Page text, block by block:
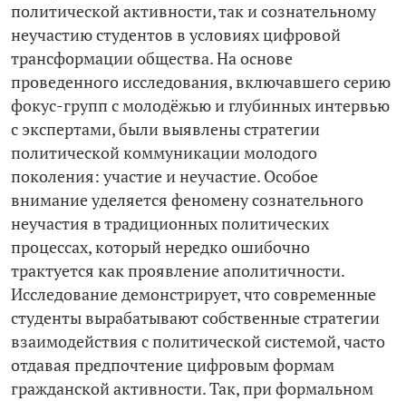
политической активности, так и сознательному
неучастию студентов в условиях цифровой
трансформации общества. На основе
проведенного исследования, включавшего серию
фокус-­групп с молодёжью и глубинных интервью
с экспертами, были выявлены стратегии
политической коммуникации молодого
поколения: участие и неучастие. Особое
внимание уделяется феномену сознательного
неучастия в традиционных политических
процессах, который нередко ошибочно
трактуется как проявление аполитичности.
Исследование демонстрирует, что современные
студенты вырабатывают собственные стратегии
взаимодействия с политической системой, часто
отдавая предпочтение цифровым формам
гражданской активности. Так, при формальном